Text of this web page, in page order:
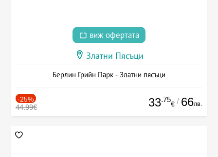
виж офертата
Златни Пясъци
Берлин Грийн Парк - Златни пясъци
-25%
44.99€ 33.75
€ / 66лв.